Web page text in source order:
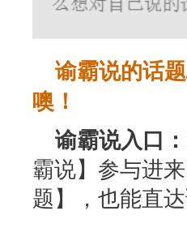
谕霸说的话
噢！
谕霸说入口：
霸说】参与进
题】，也能直